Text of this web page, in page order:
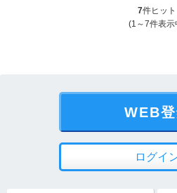
7件ヒット
(1～7件表示
WEB
ログイ